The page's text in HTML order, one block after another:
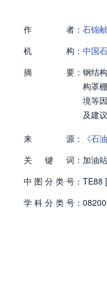
作 者： 石锦献
机
构： 中国
摘
要： 钢结
构罩
境等
及建
来
源： 《石
关
键 词： 加油站
中 图 分 类 号： TE88
学 科 分 类 号：